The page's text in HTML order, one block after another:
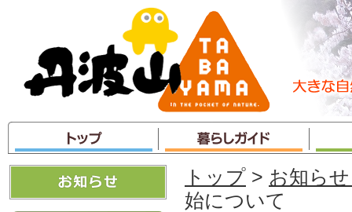
ャ
ン
プ
トップ > お知ら
始について